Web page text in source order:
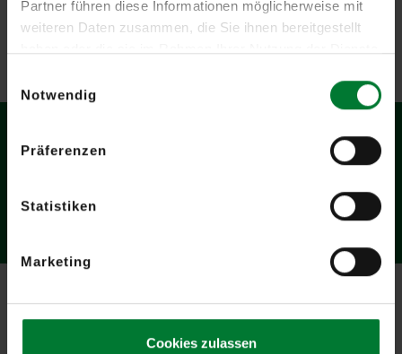
Partner führen diese Informationen möglicherweise mit
weiteren Daten zusammen, die Sie ihnen bereitgestellt
Notwendig
Präferenzen
Statistiken
Marketing
Cookies zulassen